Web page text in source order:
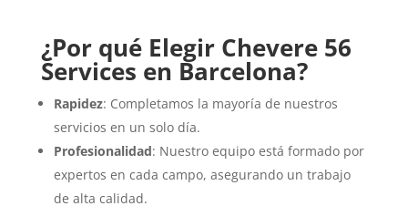
¿Por qué Elegir Chevere 56
Services en Barcelona?
Rapidez: Completamos la mayoría de nuestros
servicios en un solo día.
Profesionalidad: Nuestro equipo está formado por
expertos en cada campo, asegurando un trabajo
de alta calidad.